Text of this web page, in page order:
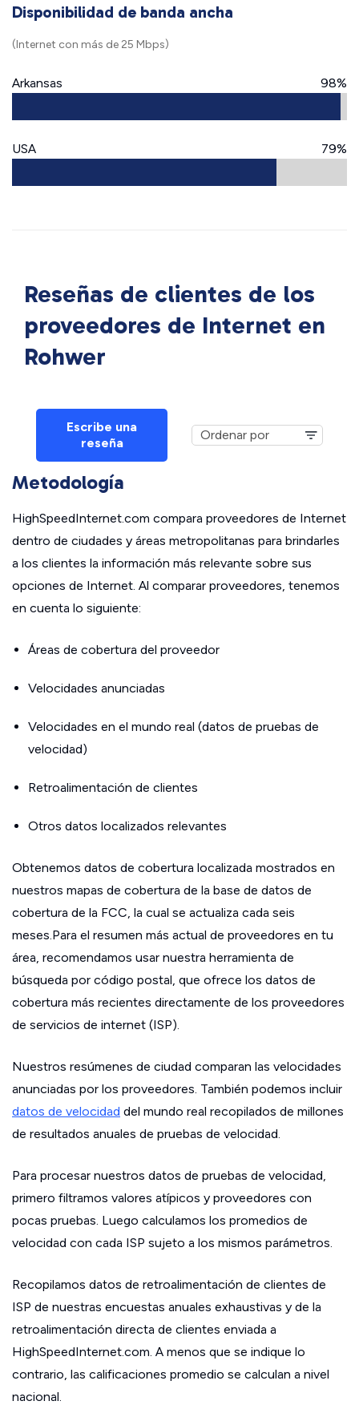
Disponibilidad de banda ancha
(Internet con más de 25 Mbps)
Arkansas 98%
USA 79%
Reseñas de clientes de los
proveedores de Internet en
Rohwer
Escribe una
reseña
Metodología
HighSpeedInternet.com compara proveedores de Internet
dentro de ciudades y áreas metropolitanas para brindarles
a los clientes la información más relevante sobre sus
opciones de Internet. Al comparar proveedores, tenemos
en cuenta lo siguiente:
Áreas de cobertura del proveedor
Velocidades anunciadas
Velocidades en el mundo real (datos de pruebas de
velocidad)
Retroalimentación de clientes
Otros datos localizados relevantes
Obtenemos datos de cobertura localizada mostrados en
nuestros mapas de cobertura de la base de datos de
cobertura de la FCC, la cual se actualiza cada seis
meses.Para el resumen más actual de proveedores en tu
área, recomendamos usar nuestra herramienta de
búsqueda por código postal, que ofrece los datos de
cobertura más recientes directamente de los proveedores
de servicios de internet (ISP).
Nuestros resúmenes de ciudad comparan las velocidades
anunciadas por los proveedores. También podemos incluir
datos de velocidad del mundo real recopilados de millones
de resultados anuales de pruebas de velocidad.
Para procesar nuestros datos de pruebas de velocidad,
primero filtramos valores atípicos y proveedores con
pocas pruebas. Luego calculamos los promedios de
velocidad con cada ISP sujeto a los mismos parámetros.
Recopilamos datos de retroalimentación de clientes de
ISP de nuestras encuestas anuales exhaustivas y de la
retroalimentación directa de clientes enviada a
HighSpeedInternet.com. A menos que se indique lo
contrario, las calificaciones promedio se calculan a nivel
nacional.